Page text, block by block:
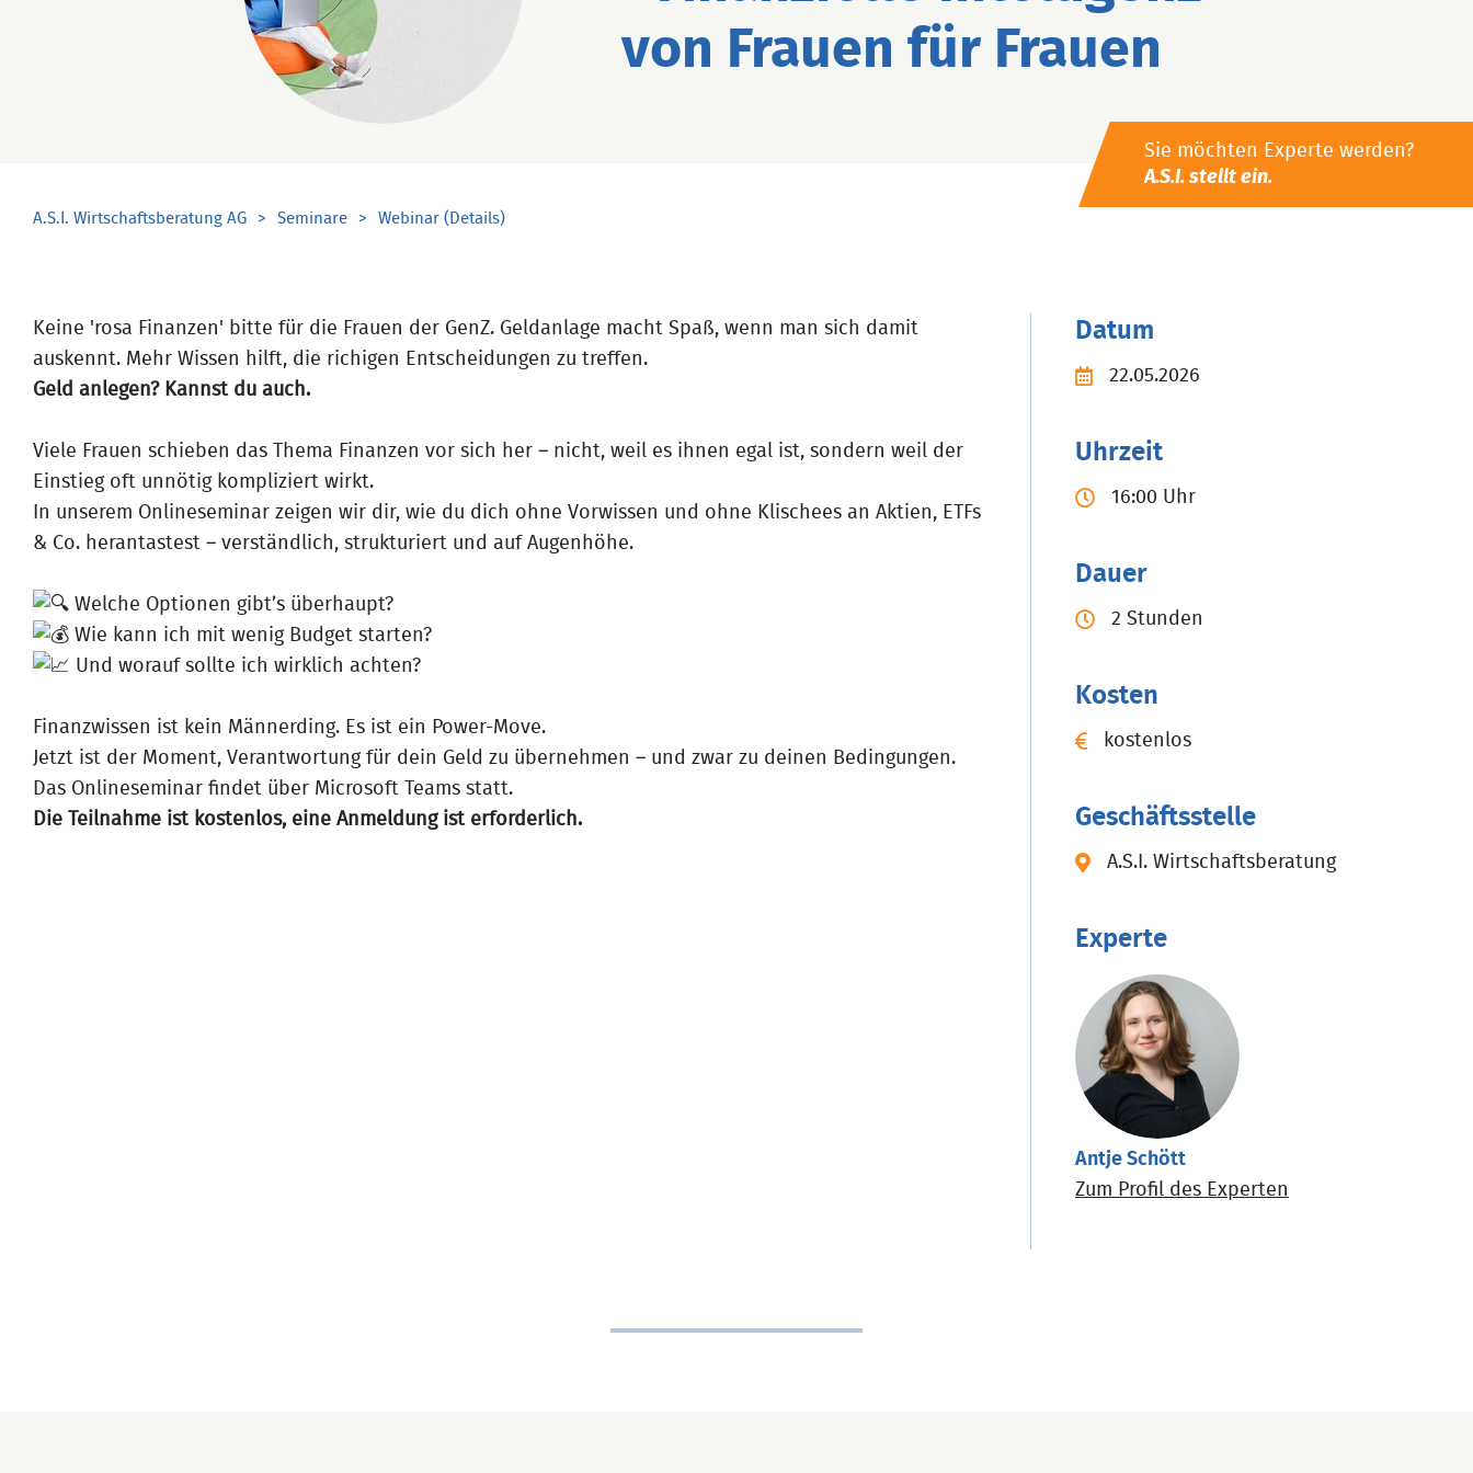
von Frauen für Frauen
Sie möchten Experte werden?
A.S.I. stellt ein.
A.S.I. Wirtschaftsberatung AG Seminare Webinar (Details)
Keine 'rosa Finanzen' bitte für die Frauen der GenZ. Geldanlage macht Spaß, wenn man sich damit
auskennt. Mehr Wissen hilft, die richigen Entscheidungen zu treffen.
Geld anlegen? Kannst du auch.
Viele Frauen schieben das Thema Finanzen vor sich her – nicht, weil es ihnen egal ist, sondern weil der
Einstieg oft unnötig kompliziert wirkt.
In unserem Onlineseminar zeigen wir dir, wie du dich ohne Vorwissen und ohne Klischees an Aktien, ETFs
& Co. herantastest – verständlich, strukturiert und auf Augenhöhe.
Welche Optionen gibt’s überhaupt?
Wie kann ich mit wenig Budget starten?
Und worauf sollte ich wirklich achten?
Finanzwissen ist kein Männerding. Es ist ein Power-Move.
Jetzt ist der Moment, Verantwortung für dein Geld zu übernehmen – und zwar zu deinen Bedingungen.
Das Onlineseminar findet über Microsoft Teams statt.
Die Teilnahme ist kostenlos, eine Anmeldung ist erforderlich.
Datum
22.05.2026
Uhrzeit
16:00 Uhr
Dauer
2 Stunden
Kosten
kostenlos
Geschäftsstelle
A.S.I. Wirtschaftsberatung
Experte
Antje Schött
Zum Profil des Experten